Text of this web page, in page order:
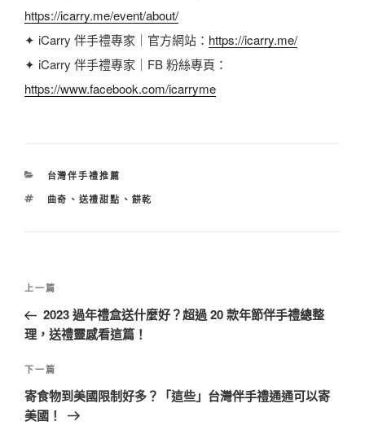
https://icarry.me/event/about/
✦ iCarry 伴手禮專家｜官方網站： https://icarry.me/
✦ iCarry 伴手禮專家｜FB 粉絲專頁：
https://www.facebook.com/icarryme
分
台灣伴手禮推薦
標
曲奇 、 送禮甜點 、 餅乾
文
導
覽
上
一
篇
章
上一篇
2023 過年禮盒送什麼好？超過 20 款年節伴手禮總整
理，送禮靈感看這篇！
下
一
篇
下一篇
寄食物到美國限制好多？「這些」台灣伴手禮通通可以寄
美國！